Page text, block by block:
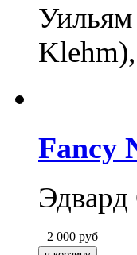
Fancy
2 000 руб